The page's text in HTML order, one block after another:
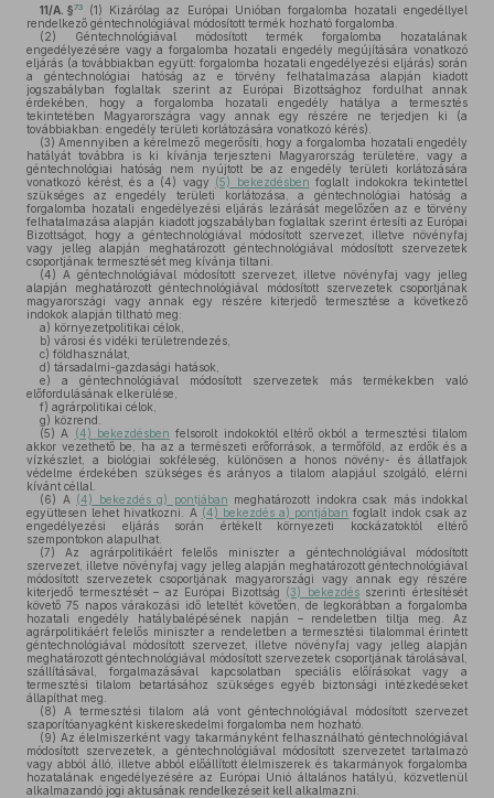
11/A. §73 (1) Kizárólag az Európai Unióban forgalomba hozatali engedéllyel
rendelkező géntechnológiával módosított termék hozható forgalomba.
(2) Géntechnológiával módosított termék forgalomba hozatalának
engedélyezésére vagy a forgalomba hozatali engedély megújítására vonatkozó
eljárás (a továbbiakban együtt: forgalomba hozatali engedélyezési eljárás) során
a géntechnológiai hatóság az e törvény felhatalmazása alapján kiadott
jogszabályban foglaltak szerint az Európai Bizottsághoz fordulhat annak
érdekében, hogy a forgalomba hozatali engedély hatálya a termesztés
tekintetében Magyarországra vagy annak egy részére ne terjedjen ki (a
továbbiakban: engedély területi korlátozására vonatkozó kérés).
(3) Amennyiben a kérelmező megerősíti, hogy a forgalomba hozatali engedély
hatályát továbbra is ki kívánja terjeszteni Magyarország területére, vagy a
géntechnológiai hatóság nem nyújtott be az engedély területi korlátozására
vonatkozó kérést, és a (4) vagy (5) bekezdésben foglalt indokokra tekintettel
szükséges az engedély területi korlátozása, a géntechnológiai hatóság a
forgalomba hozatali engedélyezési eljárás lezárását megelőzően az e törvény
felhatalmazása alapján kiadott jogszabályban foglaltak szerint értesíti az Európai
Bizottságot, hogy a géntechnológiával módosított szervezet, illetve növényfaj
vagy jelleg alapján meghatározott géntechnológiával módosított szervezetek
csoportjának termesztését meg kívánja tiltani.
(4) A géntechnológiával módosított szervezet, illetve növényfaj vagy jelleg
alapján meghatározott géntechnológiával módosított szervezetek csoportjának
magyarországi vagy annak egy részére kiterjedő termesztése a következő
indokok alapján tiltható meg:
a) környezetpolitikai célok,
b) városi és vidéki területrendezés,
c) földhasználat,
d) társadalmi-gazdasági hatások,
e) a géntechnológiával módosított szervezetek más termékekben való
előfordulásának elkerülése,
f) agrárpolitikai célok,
g) közrend.
(5) A (4) bekezdésben felsorolt indokoktól eltérő okból a termesztési tilalom
akkor vezethető be, ha az a természeti erőforrások, a termőföld, az erdők és a
vízkészlet, a biológiai sokféleség, különösen a honos növény- és állatfajok
védelme érdekében szükséges és arányos a tilalom alapjául szolgáló, elérni
kívánt céllal.
(6) A (4) bekezdés g) pontjában meghatározott indokra csak más indokkal
együttesen lehet hivatkozni. A (4) bekezdés a) pontjában foglalt indok csak az
engedélyezési eljárás során értékelt környezeti kockázatoktól eltérő
szempontokon alapulhat.
(7) Az agrárpolitikáért felelős miniszter a géntechnológiával módosított
szervezet, illetve növényfaj vagy jelleg alapján meghatározott géntechnológiával
módosított szervezetek csoportjának magyarországi vagy annak egy részére
kiterjedő termesztését – az Európai Bizottság (3) bekezdésszerinti értesítését
követő 75 napos várakozási idő leteltét követően, de legkorábban a forgalomba
hozatali engedély hatálybalépésének napján – rendeletben tiltja meg. Az
agrárpolitikáért felelős miniszter a rendeletben a termesztési tilalommal érintett
géntechnológiával módosított szervezet, illetve növényfaj vagy jelleg alapján
meghatározott géntechnológiával módosított szervezetek csoportjának tárolásával,
szállításával, forgalmazásával kapcsolatban speciális előírásokat vagy a
termesztési tilalom betartásához szükséges egyéb biztonsági intézkedéseket
állapíthat meg.
(8) A termesztési tilalom alá vont géntechnológiával módosított szervezet
szaporítóanyagként kiskereskedelmi forgalomba nem hozható.
(9) Az élelmiszerként vagy takarmányként felhasználható géntechnológiával
módosított szervezetek, a géntechnológiával módosított szervezetet tartalmazó
vagy abból álló, illetve abból előállított élelmiszerek és takarmányok forgalomba
hozatalának engedélyezésére az Európai Unió általános hatályú, közvetlenül
alkalmazandó jogi aktusának rendelkezéseit kell alkalmazni.